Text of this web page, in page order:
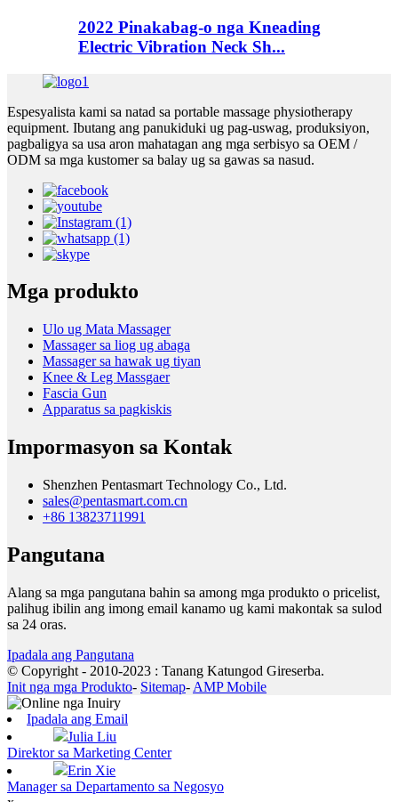
2022 Pinakabag-o nga Kneading
Electric Vibration Neck Sh...
Espesyalista kami sa natad sa portable massage physiotherapy
equipment. Ibutang ang panukiduki ug pag-uswag, produksiyon,
pagbaligya sa usa aron mahatagan ang mga serbisyo sa OEM /
ODM sa mga kustomer sa balay ug sa gawas sa nasud.
Mga produkto
Ulo ug Mata Massager
Massager sa liog ug abaga
Massager sa hawak ug tiyan
Knee & Leg Massgaer
Fascia Gun
Apparatus sa pagkiskis
Impormasyon sa Kontak
Shenzhen Pentasmart Technology Co., Ltd.
sales@pentasmart.com.cn
+86 13823711991
Pangutana
Alang sa mga pangutana bahin sa among mga produkto o pricelist,
palihug ibilin ang imong email kanamo ug kami makontak sa sulod
sa 24 oras.
Ipadala ang Pangutana
© Copyright - 2010-2023 : Tanang Katungod Gireserba.
Init nga mga Produkto- Sitemap- AMP Mobile
Ipadala ang Email
Julia Liu
Direktor sa Marketing Center
Erin Xie
Manager sa Departamento sa Negosyo